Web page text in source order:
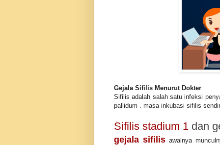
Gejala Sifilis Menurut Dokter
Sifilis adalah salah satu infeksi
pallidum . masa inkubasi sifilis
Sifilis stadium 1 dan
gejala sifilis awalnya